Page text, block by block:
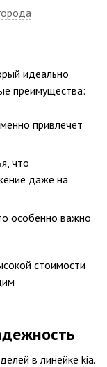
идеально
преимущества:
привлечет
что
даже на
особенно важно
стоимости
в линейке kia.